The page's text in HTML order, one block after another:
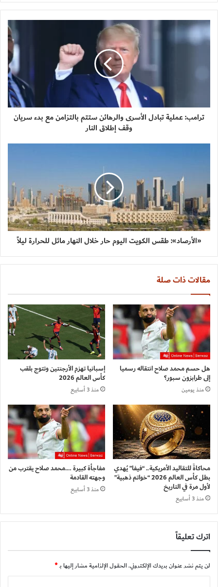
ترامب: عملية تبادل الأسرى والرهائن ستتم بالتزامن مع بدء سريان
وقف إطلاق النار
«الأرصاد»: طقس الكويت اليوم حار خلال النهار مائل للحرارة ليلاً
مقالات ذات صلة
هل حسم محمد صلاح انتقاله رسميا
إلى طرابزون سبور؟
منذ يومين
إسبانيا تهزم الأرجنتين وتتوج بلقب
كأس العالم 2026
منذ 3 أسابيع
محاكاةً للتقاليد الأمريكية.. “فيفا” يُهدي
بطل كأس العالم 2026 “خواتم ذهبية”
لأول مرة في التاريخ
منذ 3 أسابيع
مفاجأة كبيرة ….محمد صلاح يقترب من
وجهته القادمة
منذ 3 أسابيع
اترك تعليقاً
لن يتم نشر عنوان بريدك الإلكتروني.الحقول الإلزامية مشار إليها بـ*